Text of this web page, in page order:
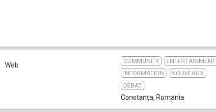
Web
COMMUNITY
ENTERTAINMENT
INFORMATION
NOUVEAUX
DÉBAT
Constanța, Romania